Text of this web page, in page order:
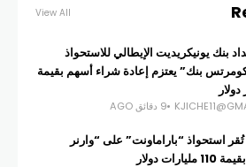
View All
بنك يونيكريديت الإيطالي للاستحواذ
بنك” يعتزم إعادة شراء أسهم بقيمة
9 دقائق AGO
تُقر استحواذ “باراماونت” على “وارنر
دولار